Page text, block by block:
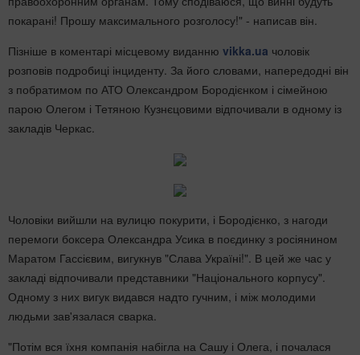
покарані! Прошу максимального розголосу!" - написав він.
Пізніше в коментарі місцевому виданню vikka.ua чоловік
розповів подробиці інциденту. За його словами, напередодні він
з побратимом по АТО Олександром Бородієнком і сімейною
парою Олегом і Тетяною Кузнєцовими відпочивали в одному із
закладів Черкас.
Чоловіки вийшли на вулицю покурити, і Бородієнко, з нагоди
перемоги боксера Олександра Усика в поєдинку з росіянином
Маратом Гассієвим, вигукнув "Слава Україні!". В цей же час у
закладі відпочивали представники "Національного корпусу".
Одному з них вигук видався надто гучним, і між молодими
людьми зав'язалася сварка.
"Потім вся їхня компанія набігла на Сашу і Олега, і почалася